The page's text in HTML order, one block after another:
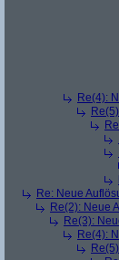
Re(4):
Re: Neue
Re(2): Neue
Re(3):
Re(4):